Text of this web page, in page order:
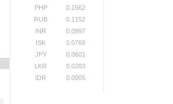
PHP
0.1562
RUB
0.1152
INR
0.0997
ISK
0.0769
JPY
0.0601
LKR
0.0283
IDR
0.0005